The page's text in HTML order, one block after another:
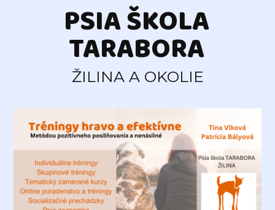
PSIA ŠKOLA
TARABORA
ŽILINA A OKOLIE